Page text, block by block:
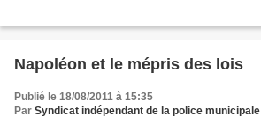
Napoléon et le mépris des lois
Publié le 18/08/2011 à 15:35
Par Syndicat indépendant de la police municipale